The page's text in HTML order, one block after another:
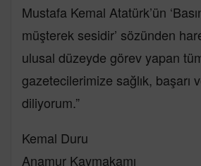
Mustafa Kemal Atatürk’ün
müşterek sesidir’ sözünden
ulusal düzeyde görev yapan
gazetecilerimize sağlık, başarı
diliyorum.”
Kemal Duru
Anamur Kaymakamı